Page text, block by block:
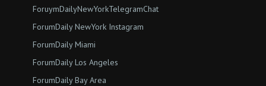
ForuymDailyNewYorkTelegramChat
ForumDaily NewYork Instagram
ForumDaily Miami
ForumDaily Los Angeles
ForumDaily Bay Area